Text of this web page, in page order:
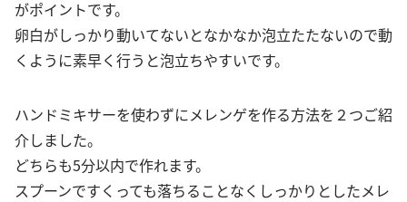
がポイントです。
卵白がしっかり動いてないとなかなか泡立たたないので動
くように素早く行うと泡立ちやすいです。
ハンドミキサーを使わずにメレンゲを作る方法を２つご紹
介しました。
どちらも5分以内で作れます。
スプーンですくっても落ちることなくしっかりとしたメレ